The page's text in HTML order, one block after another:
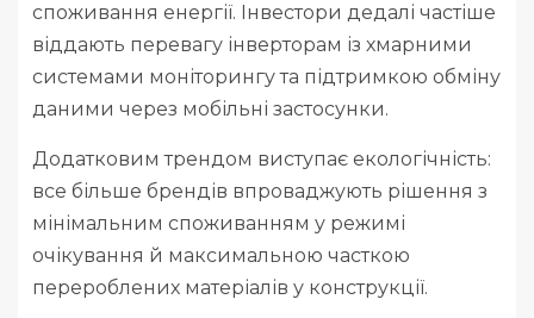
споживання енергії. Інвестори дедалі частіше
віддають перевагу інверторам із хмарними
системами моніторингу та підтримкою обміну
даними через мобільні застосунки.
Додатковим трендом виступає екологічність:
все більше брендів впроваджують рішення з
мінімальним споживанням у режимі
очікування й максимальною часткою
перероблених матеріалів у конструкції.